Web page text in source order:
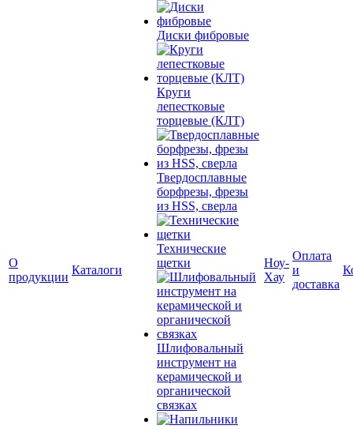
О
продукции
Каталоги
Диски фибровые
Круги
лепестковые
торцевые (КЛТ)
Твердосплавные
борфрезы, фрезы
из HSS, сверла
Технические
щетки
Шлифовальный
инструмент на
керамической и
органической
связках
Ноу-
Хау
Оплата
и
доставка